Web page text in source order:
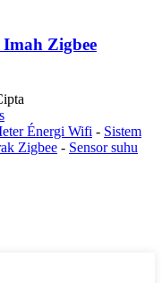
Zigbee
Énergi Wifi - Sistem
Zigbee - Sensor suhu